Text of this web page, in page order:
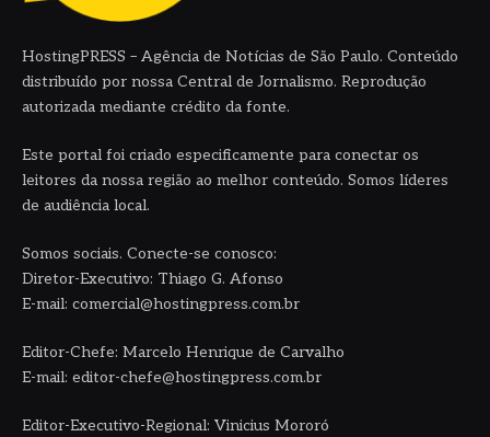
HostingPRESS – Agência de Notícias de São Paulo. Conteúdo
distribuído por nossa Central de Jornalismo. Reprodução
autorizada mediante crédito da fonte.
Este portal foi criado especificamente para conectar os
leitores da nossa região ao melhor conteúdo. Somos líderes
de audiência local.
Somos sociais. Conecte-se conosco:
Diretor-Executivo: Thiago G. Afonso
E-mail: comercial@hostingpress.com.br
Editor-Chefe: Marcelo Henrique de Carvalho
E-mail: editor-chefe@hostingpress.com.br
Editor-Executivo-Regional: Vinicius Mororó